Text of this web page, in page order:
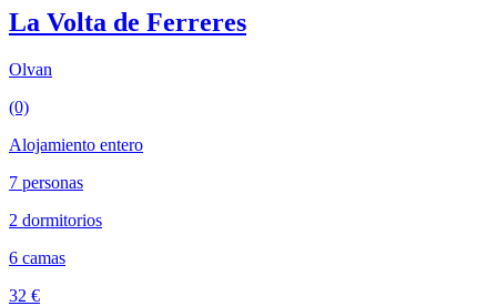
La Volta de Ferreres
Olvan
(0)
Alojamiento entero
7 personas
2 dormitorios
6 camas
32 €